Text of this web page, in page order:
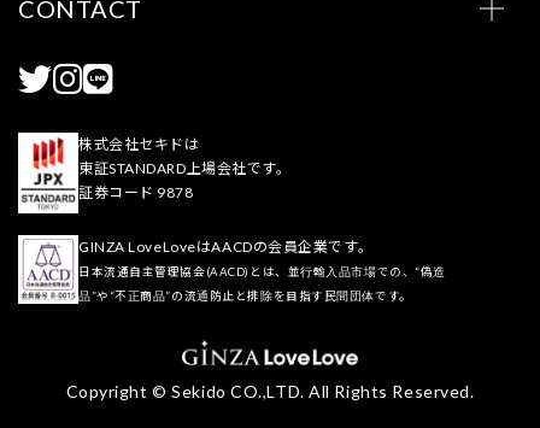
CONTACT
株式会社セキドは
東証STANDARD上場会社です。
証券コード 9878
GINZA LoveLoveはAACDの会員企業です。
日本流通自主管理協会(AACD)とは、並行輸入品市場での、“偽造
品”や“不正商品”の流通防止と排除を目指す民間団体です。
Copyright © Sekido CO.,LTD. All Rights Reserved.